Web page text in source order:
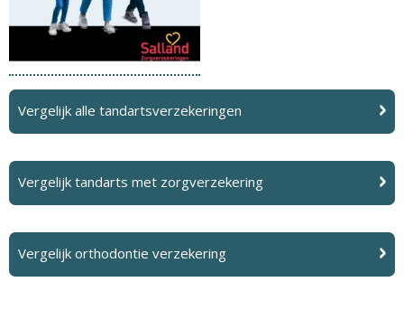
Vergelijk alle tandartsverzekeringen
Vergelijk tandarts met zorgverzekering
Vergelijk orthodontie verzekering